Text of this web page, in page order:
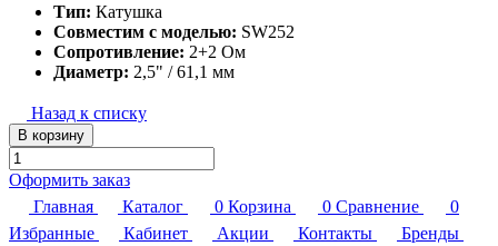
Тип: Катушка
Совместим с моделью: SW252
Сопротивление: 2+2 Ом
Диаметр: 2,5" / 61,1 мм
Назад к списку
В корзину
Оформить заказ
Главная
Каталог 0 Корзина 0 Сравнение
0
Избранные
Кабинет Акции Контакты
Бренды